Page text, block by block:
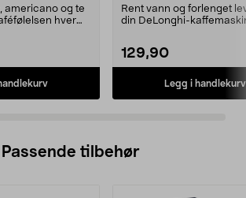
americano og te
hver
Rent vann og forlenget
din DeLonghi-
129,90
Legg i handlekurv
Passende tilbehør